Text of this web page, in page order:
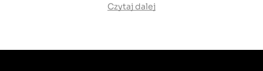
układzie zawieszenia) ciągnika lub na ramie
Czytaj dalej